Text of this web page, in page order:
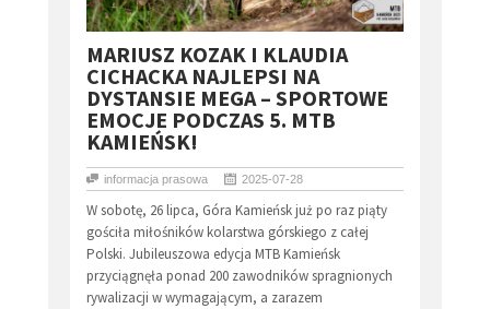
​MARIUSZ KOZAK I KLAUDIA
CICHACKA NAJLEPSI NA
DYSTANSIE MEGA – SPORTOWE
EMOCJE PODCZAS 5. MTB
KAMIEŃSK!
informacja prasowa 2025-07-28
W sobotę, 26 lipca, Góra Kamieńsk już po raz piąty
gościła miłośników kolarstwa górskiego z całej
Polski. Jubileuszowa edycja MTB Kamieńsk
przyciągnęła ponad 200 zawodników spragnionych
rywalizacji w wymagającym, a zarazem